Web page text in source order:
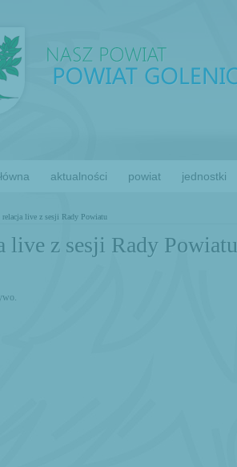
aktualności powiat jednostki
relacja live z sesji Rady Powiatu
live z sesji Rady Powiatu